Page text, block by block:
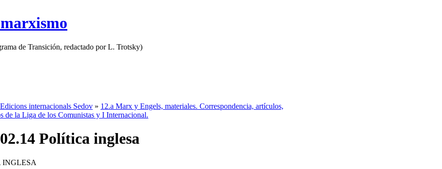
de Transición, redactado por L. Trotsky)
Edicions internacionals Sedov » 12.a Marx y Engels, materiales. Correspondencia, artículos,
de la Liga de los Comunistas y I Internacional.
Política inglesa
INGLESA